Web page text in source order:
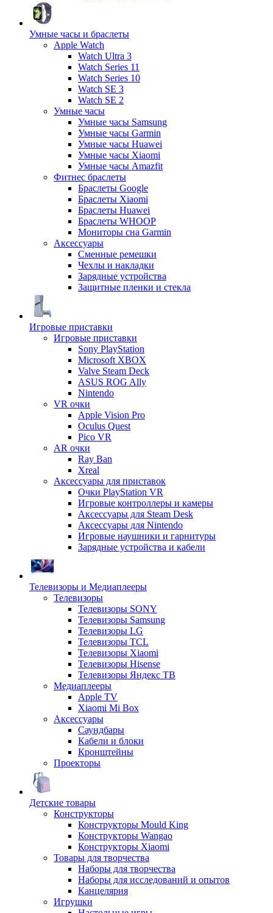
Умные часы и браслеты
Apple Watch
Watch Ultra 3
Watch Series 11
Watch Series 10
Watch SE 3
Watch SE 2
Умные часы
Умные часы Samsung
Умные часы Garmin
Умные часы Huawei
Умные часы Xiaomi
Умные часы Amazfit
Фитнес браслеты
Браслеты Google
Браслеты Xiaomi
Браслеты Huawei
Браслеты WHOOP
Мониторы сна Garmin
Аксессуары
Сменные ремешки
Чехлы и накладки
Зарядные устройства
Защитные пленки и стекла
Игровые приставки
Игровые приставки
Sony PlayStation
Microsoft XBOX
Valve Steam Deck
ASUS ROG Ally
Nintendo
VR очки
Apple Vision Pro
Oculus Quest
Pico VR
AR очки
Ray Ban
Xreal
Аксессуары для приставок
Очки PlayStation VR
Игровые контроллеры и камеры
Аксессуары для Steam Desk
Аксессуары для Nintendo
Игровые наушники и гарнитуры
Зарядные устройства и кабели
Телевизоры и Медиаплееры
Телевизоры
Телевизоры SONY
Телевизоры Samsung
Телевизоры LG
Телевизоры TCL
Телевизоры Xiaomi
Телевизоры Hisense
Телевизоры Яндекс ТВ
Медиаплееры
Apple TV
Xiaomi Mi Box
Аксессуары
Саундбары
Кабели и блоки
Кронштейны
Проекторы
Детские товары
Конструкторы
Конструкторы Mould King
Конструкторы Wangao
Конструкторы Xiaomi
Товары для творчества
Наборы для творчества
Наборы для исследований и опытов
Канцелярия
Игрушки